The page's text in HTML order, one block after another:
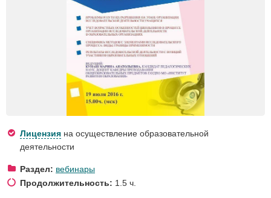
Лицензия на осуществление образовательной
деятельности
Раздел: вебинары
Продолжительность: 1.5 ч.